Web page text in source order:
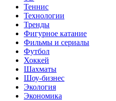
Теннис
Технологии
Тренды
Фигурное катание
Фильмы и сериалы
Футбол
Хоккей
Шахматы
Шоу-бизнес
Экология
Экономика